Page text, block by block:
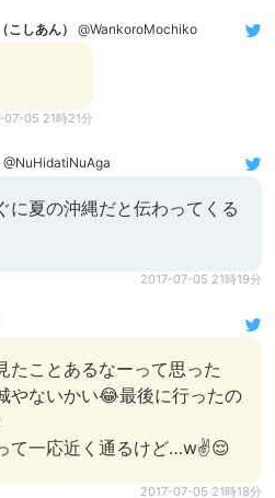
こしあん） @WankoroMochiko
07-05 21時21分
@NuHidatiNuAga
に夏の沖縄だと伝わってくる
2017-07-05 21時19分
たことあるなーって思った
やないかい😂最後に行ったの
て一応近く通るけど…w✌😌
2017-07-05 21時18分